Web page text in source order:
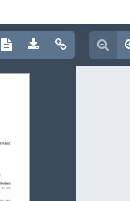
Info
Show/hide Text
Download PDF
Copy